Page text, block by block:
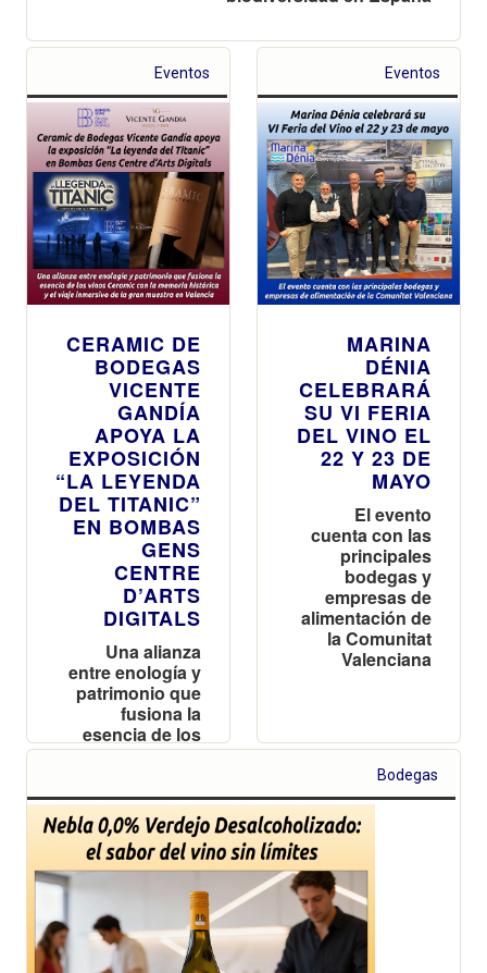
Eventos
CERAMIC DE
BODEGAS
VICENTE
GANDÍA
APOYA LA
EXPOSICIÓN
“LA LEYENDA
DEL TITANIC”
EN BOMBAS
GENS
CENTRE
D’ARTS
DIGITALS
Una alianza
entre enología y
patrimonio que
fusiona la
esencia de los
vinos Ceramic
histórica y el
viaje inmersivo
de la gran
muestra en
Valencia
Eventos
MARINA
DÉNIA
CELEBRARÁ
SU VI FERIA
DEL VINO EL
22 Y 23 DE
MAYO
El evento
cuenta con las
principales
bodegas y
empresas de
alimentación de
la Comunitat
Valenciana
Bodegas